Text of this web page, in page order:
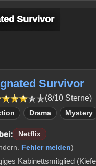
Survivor
Survivor
(8/10 Sterne)
Drama Mystery
Netflix
Fehler melden)
Kabinettsmitglied